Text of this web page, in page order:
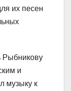
их песен
Рыбникову
и
музыку к